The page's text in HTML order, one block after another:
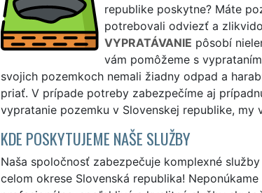
republike poskytne? Máte
potrebovali odviezť a
VYPRATÁVANIE pôsobí
vám pomôžeme s
svojich pozemkoch nemali žiadny odpad a
priať. V prípade potreby zabezpečíme aj
vypratanie pozemku v Slovenskej republike,
KDE POSKYTUJEME NAŠE SLUŽBY
Naša spoločnosť zabezpečuje komplexné
celom okrese Slovenská republika!